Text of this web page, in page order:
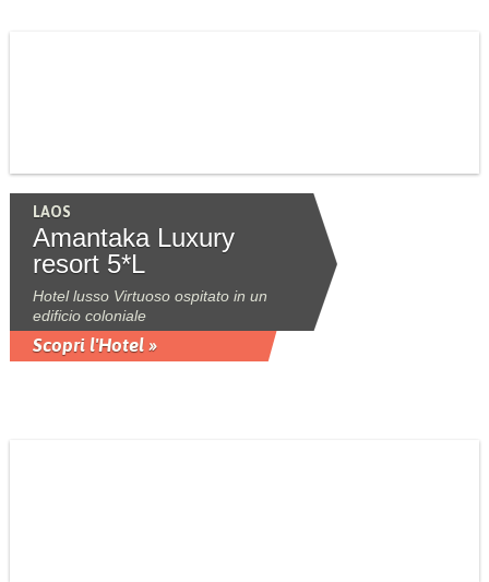
LAOS
Amantaka Luxury
resort 5*L
Hotel lusso Virtuoso ospitato in un
edificio coloniale
Scopri l'Hotel »